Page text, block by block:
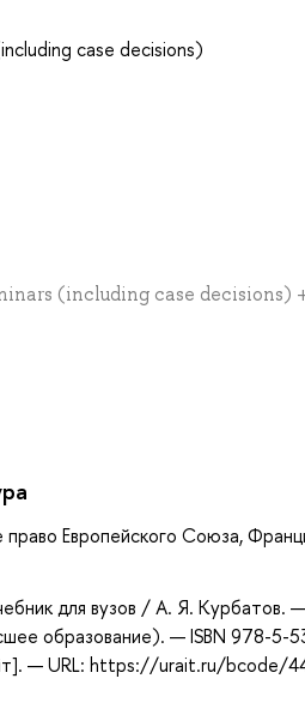
case decisions)
(including case decisions)
право Европейского Союза,
для вузов / А. Я.
образование). — ISBN 978-5-
— URL: https://urait.ru/bcode/